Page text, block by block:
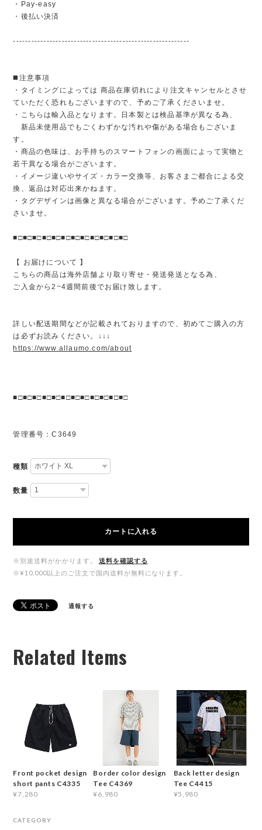
・Pay-easy
・後払い決済
----------------------------------------------------------
◼️注意事項
・タイミングによっては 商品在庫切れにより注文キャンセルとさせ
ていただく恐れもございますので、予めご了承くださいませ。
・こちらは輸入品となります。日本製とは検品基準が異なる為、
新品未使用品でもごくわずかな汚れや傷がある場合もございま
す。
・商品の色味は、お手持ちのスマートフォンの画面によって実物と
若干異なる場合がございます。
・イメージ違いやサイズ・カラー交換等、お客さまご都合による交
換、返品は対応出来かねます。
・タグデザインは画像と異なる場合がございます。予めご了承くだ
さいませ。
■□■□■□■□■□■□■□■□■□■□■□■□
【 お届けについて 】
こちらの商品は海外店舗より取り寄せ・発送発送となる為、
ご入金から2~4週間前後でお届け致します。
詳しい配送期間などが記載されておりますので、初めてご購入の方
は必ずお読みください。↓↓↓
https://www.allaumo.com/about
■□■□■□■□■□■□■□■□■□■□■□■□
管理番号：C3649
種類
数量
カートに入れる
※別途送料がかかります。
送料を確認する
※¥10,000以上のご注文で国内送料が無料になります。
通報する
Related Items
Front pocket design
short pants C4335
¥7,280
Border color design
Tee C4369
¥6,980
Back letter design
Tee C4415
¥5,980
CATEGORY